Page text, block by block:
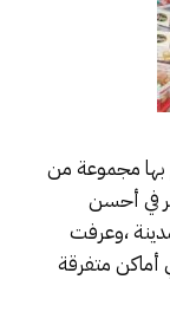
بها مجموعة من
في أحسن
،وعرفت
أماكن متفرقة